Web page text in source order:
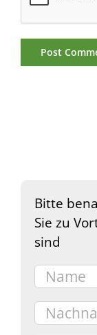
Bitte
Sie zu
sind